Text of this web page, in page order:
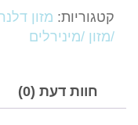
לשרימפסים
-
ALGAE
POPS
קטגוריות: מזון
/מזון /מינירלים
חוות דעת (0)